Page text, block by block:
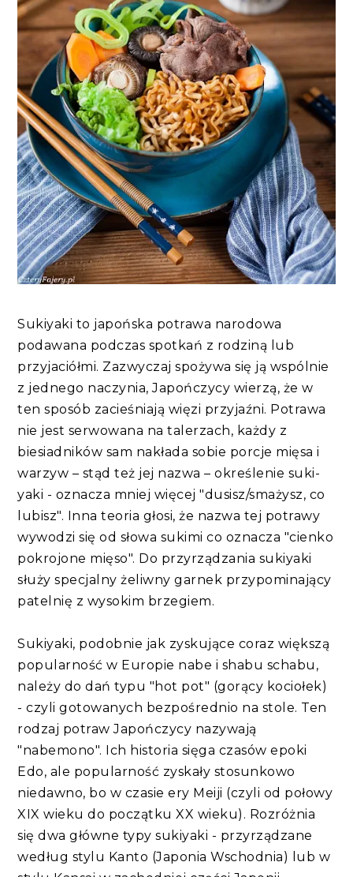
Sukiyaki to japońska potrawa narodowa
podawana podczas spotkań z rodziną lub
przyjaciółmi. Zazwyczaj spożywa się ją wspólnie
z jednego naczynia, Japończycy wierzą, że w
ten sposób zacieśniają więzi przyjaźni. Potrawa
nie jest serwowana na talerzach, każdy z
biesiadników sam nakłada sobie porcje mięsa i
warzyw – stąd też jej nazwa – określenie suki-
yaki - oznacza mniej więcej "dusisz/smażysz, co
lubisz". Inna teoria głosi, że nazwa tej potrawy
wywodzi się od słowa sukimi co oznacza "cienko
pokrojone mięso". Do przyrządzania sukiyaki
służy specjalny żeliwny garnek przypominający
patelnię z wysokim brzegiem.
Sukiyaki, podobnie jak zyskujące coraz większą
popularność w Europie nabe i shabu schabu,
należy do dań typu "hot pot" (gorący kociołek)
- czyli gotowanych bezpośrednio na stole. Ten
rodzaj potraw Japończycy nazywają
"nabemono". Ich historia sięga czasów epoki
Edo, ale popularność zyskały stosunkowo
niedawno, bo w czasie ery Meiji (czyli od połowy
XIX wieku do początku XX wieku). Rozróżnia
się dwa główne typy sukiyaki - przyrządzane
według stylu Kanto (Japonia Wschodnia) lub w